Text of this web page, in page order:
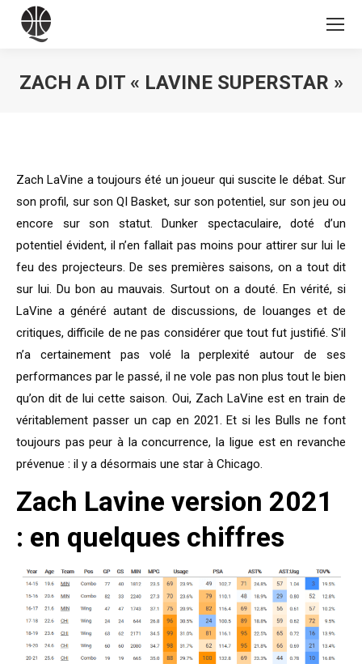
ZACH A DIT « LAVINE SUPERSTAR »
Zach LaVine a toujours été un joueur qui suscite le débat. Sur
son profil, sur son QI Basket, sur son potentiel, sur son jeu ou
encore sur son statut. Dunker spectaculaire, doté d’un
potentiel évident, il n’en fallait pas moins pour attirer sur lui le
feu des projecteurs. De ses premières saisons, on a tout dit
sur lui. Du bon au mauvais. Surtout on a douté. En vérité, si
LaVine a généré autant de discussions, de louanges et de
critiques, difficile de ne pas considérer que tout fut justifié. S’il
n’a certainement pas volé la perplexité autour de ses
performances par le passé, il ne vole pas non plus tout le bien
qu’on dit de lui cette saison. Oui, Zach LaVine est en train de
véritablement passer un cap en 2021. Et si les Bulls ne font
toujours pas peur à la concurrence, la ligue est en revanche
prévenue : il y a désormais une star à Chicago.
Zach Lavine version 2021
: en quelques chiffres